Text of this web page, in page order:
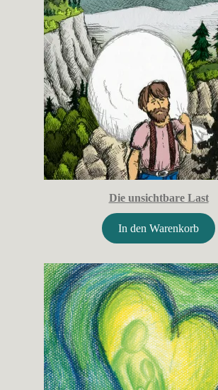
Die unsichtbare Last
In den Warenkorb